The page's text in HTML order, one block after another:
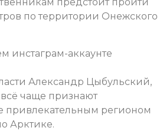
предстоит пройти
по территории Онежского
инстаграм-аккаунте
Александр Цыбульский,
чаще признают
привлекательным регионом
Арктике.